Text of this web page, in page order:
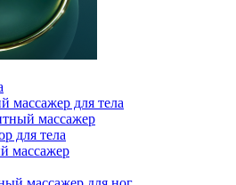
массажер для тела
массажер
для тела
массажер